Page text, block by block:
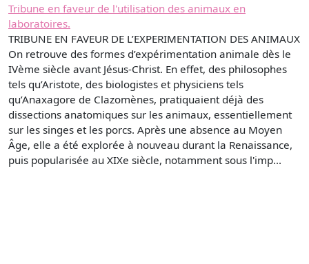
Tribune en faveur de l'utilisation des animaux en
laboratoires.
TRIBUNE EN FAVEUR DE L’EXPERIMENTATION DES ANIMAUX
On retrouve des formes d’expérimentation animale dès le
IVème siècle avant Jésus-Christ. En effet, des philosophes
tels qu’Aristote, des biologistes et physiciens tels
qu’Anaxagore de Clazomènes, pratiquaient déjà des
dissections anatomiques sur les animaux, essentiellement
sur les singes et les porcs. Après une absence au Moyen
Âge, elle a été explorée à nouveau durant la Renaissance,
puis popularisée au XIXe siècle, notamment sous l'imp...